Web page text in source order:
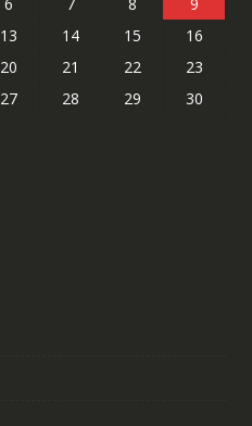
13 14 15
16
20 21 22
23
27 28 29
30